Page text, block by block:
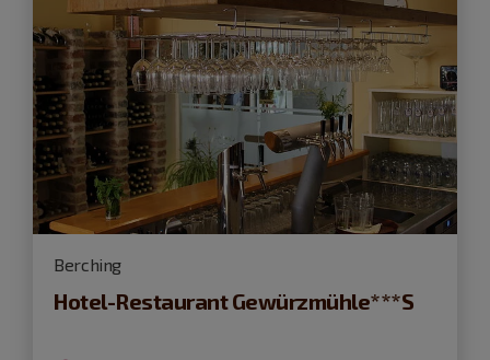
Berching
Hotel-Restaurant Gewürzmühle***S